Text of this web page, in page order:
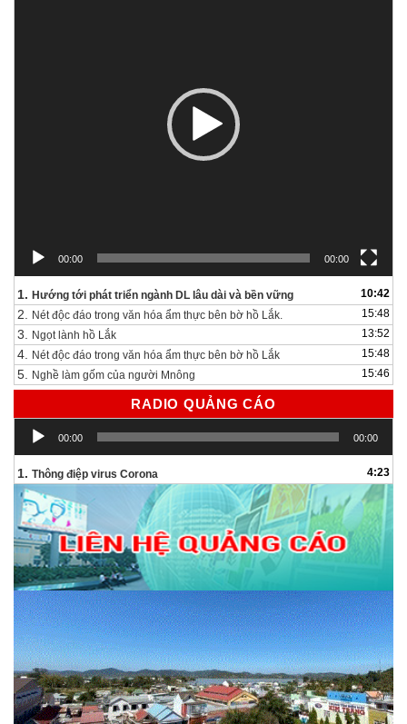
00:00 00:00
1. Hướng tới phát triển ngành DL lâu dài và bền vững 10:42
2. Nét độc đáo trong văn hóa ẩm thực bên bờ hồ Lắk. 15:48
3. Ngọt lành hồ Lắk 13:52
4. Nét độc đáo trong văn hóa ẩm thực bên bờ hồ Lắk 15:48
5. Nghề làm gốm của người Mnông 15:46
RADIO QUẢNG CÁO
Trình
chơi
00:00 00:00
1. Thông điệp virus Corona 4:23